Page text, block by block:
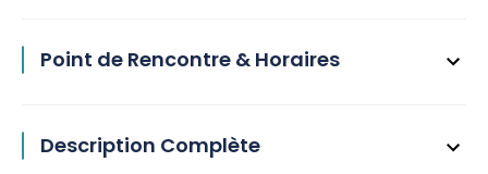
Point de Rencontre & Horaires
Description Complète